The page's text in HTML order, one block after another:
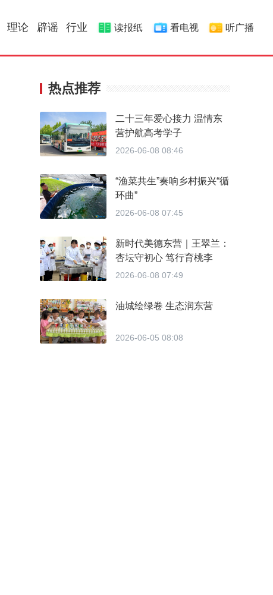
理论 辟谣 行业 读报纸 看电视 听广播
热点推荐
二十三年爱心接力 温情东
营护航高考学子
2026-06-08 08:46
“渔菜共生”奏响乡村振兴“循
环曲”
2026-06-08 07:45
新时代美德东营｜王翠兰：
杏坛守初心 笃行育桃李
2026-06-08 07:49
油城绘绿卷 生态润东营
2026-06-05 08:08